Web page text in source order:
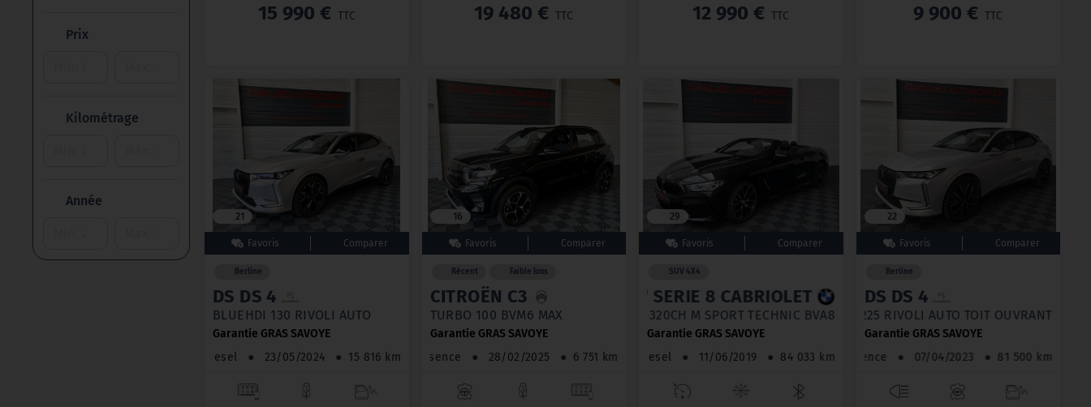
Prix
Kilométrage
Année
15 990 € TTC 19 480 € TTC 12 990 € TTC 9 900 € TTC
21
Berline
DS DS 4
BLUEHDI 130 RIVOLI AUTO
Garantie GRAS SAVOYE
Diesel
23/05/2024 ● 15 816 km
16
Récent Faible kms
CITROËN C3
TURBO 100 BVM6 MAX
Garantie GRAS SAVOYE
Essence
● 28/02/2025 ● 6 751 km
29
SUV 4X4
BMW SERIE 8 CABRIOLET
840D XDRIVE 320CH M SPORT TECHNIC BVA8
Garantie GRAS SAVOYE
Diesel
11/06/2019 ● 84 033 km
22
Berline
DS DS 4
225 RIVOLI AUTO TOIT OUVRANT
Garantie GRAS SAVOYE
Essence
● 07/04/2023 ● 81 500 km